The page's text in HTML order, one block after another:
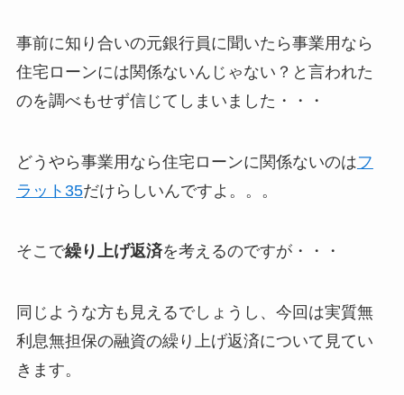
事前に知り合いの元銀行員に聞いたら事業用なら
住宅ローンには関係ないんじゃない？と言われた
のを調べもせず信じてしまいました・・・
どうやら事業用なら住宅ローンに関係ないのはフ
ラット35だけらしいんですよ。。。
そこで繰り上げ返済を考えるのですが・・・
同じような方も見えるでしょうし、今回は実質無
利息無担保の融資の繰り上げ返済について見てい
きます。